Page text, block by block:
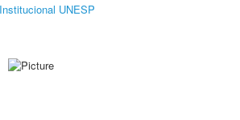
UNESP